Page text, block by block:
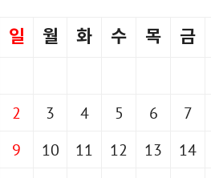
일 월 화 수 목 금
2
3 4 5 6 7
9
10 11 12 13 14